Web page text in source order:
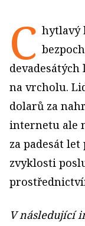
C hytlavý
na vrcholu.
dolarů za
internetu ale
za padesát
zvyklosti
V následující